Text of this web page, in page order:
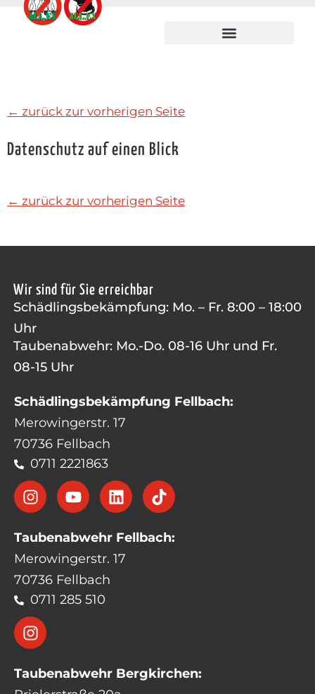
← zurück zur vorherigen Seite
Datenschutz auf einen Blick
← zurück zur vorherigen Seite
Wir sind für Sie erreichbar
Schädlingsbekämpfung: Mo. – Fr. 8:00 – 18:00
Uhr
Taubenabwehr: Mo.-Do. 08-16 Uhr und Fr.
08-15 Uhr
Schädlingsbekämpfung Fellbach:
Merowingerstr. 17
70736 Fellbach
0711 2221863
Taubenabwehr Fellbach:
Merowingerstr. 17
70736 Fellbach
0711 285 510
Taubenabwehr Bergkirchen: